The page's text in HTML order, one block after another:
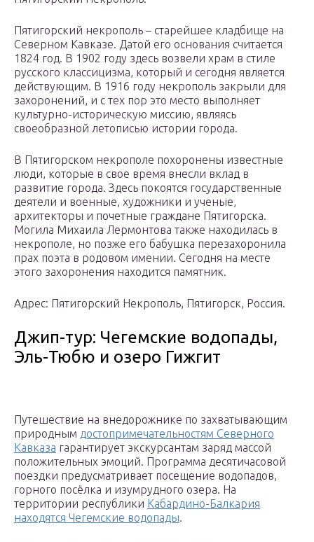
Пятигорский некрополь – старейшее кладбище на
Северном Кавказе. Датой его основания считается
1824 год. В 1902 году здесь возвели храм в стиле
русского классицизма, который и сегодня является
действующим. В 1916 году некрополь закрыли для
захоронений, и с тех пор это место выполняет
культурно-историческую миссию, являясь
своеобразной летописью истории города.
В Пятигорском некрополе похоронены известные
люди, которые в свое время внесли вклад в
развитие города. Здесь покоятся государственные
деятели и военные, художники и ученые,
архитекторы и почетные граждане Пятигорска.
Могила Михаила Лермонтова также находилась в
некрополе, но позже его бабушка перезахоронила
прах поэта в родовом имении. Сегодня на месте
этого захоронения находится памятник.
Адрес: Пятигорский Некрополь, Пятигорск, Россия.
Джип-тур: Чегемские водопады,
Эль-Тюбю и озеро Гижгит
Путешествие на внедорожнике по захватывающим
природным достопримечательностям Северного
Кавказа гарантирует экскурсантам заряд массой
положительных эмоций. Программа десятичасовой
поездки предусматривает посещение водопадов,
горного посёлка и изумрудного озера. На
территории республики Кабардино-Балкария
находятся Чегемские водопады.